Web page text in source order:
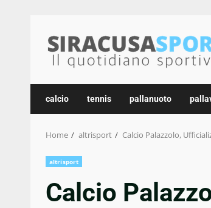
content
calcio tennis pallanuoto
Home altrisport Calcio Palazzolo,
altrisport
Calcio